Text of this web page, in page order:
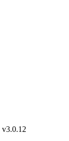
v3.0.12